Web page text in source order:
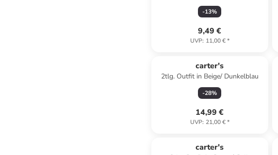
-13%
9,49 €
UVP: 11,00 €*
carter's
2tlg. Outfit in Beige/ Dunkelblau
-28%
14,99 €
UVP: 21,00 €*
carter's